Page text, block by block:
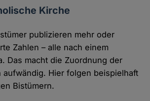
Kirche
publizieren mehr oder
Zahlen – alle nach einem
Das macht die Zuordnung der
aufwändig. Hier folgen beispielhaft
Bistümern.